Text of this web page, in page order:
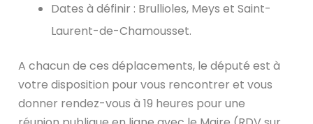
Dates à définir : Brullioles, Meys et Saint-
Laurent-de-Chamousset.
A chacun de ces déplacements, le député est à
votre disposition pour vous rencontrer et vous
donner rendez-vous à 19 heures pour une